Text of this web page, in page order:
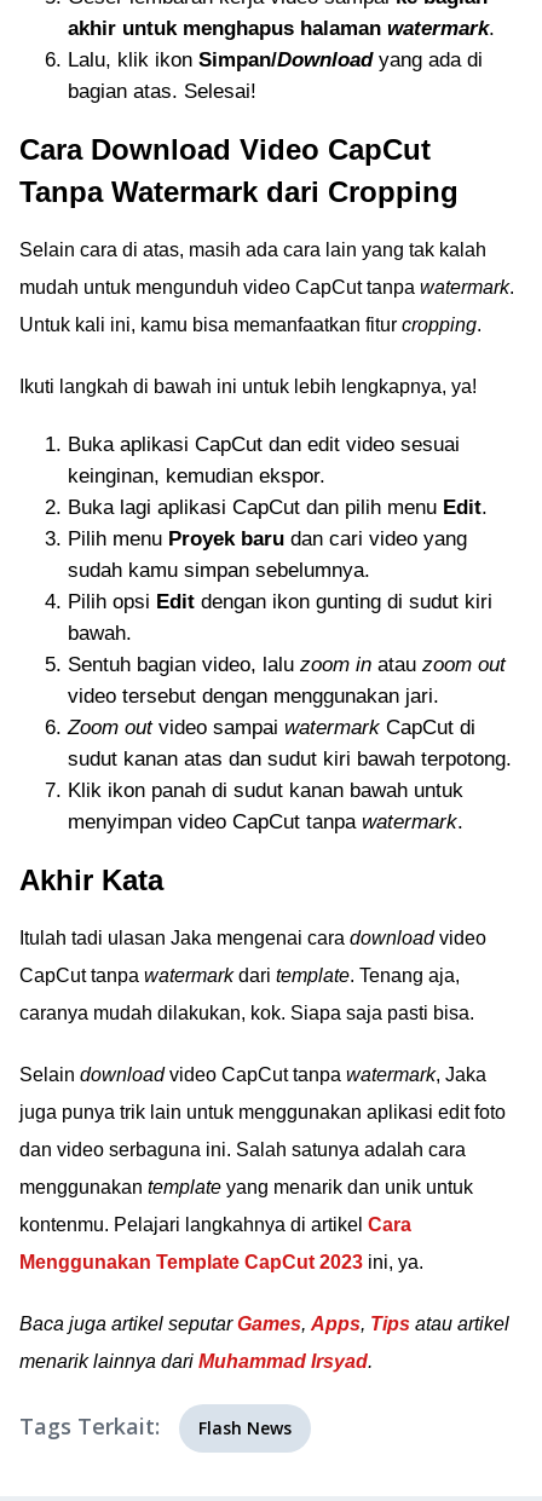
akhir untuk menghapus halaman watermark.
Lalu, klik ikon Simpan/Downloadyang ada di
bagian atas. Selesai!
Cara Download Video CapCut
Tanpa Watermark dari Cropping
Selain cara di atas, masih ada cara lain yang tak kalah
mudah untuk mengunduh video CapCut tanpa watermark.
Untuk kali ini, kamu bisa memanfaatkan fitur cropping.
Ikuti langkah di bawah ini untuk lebih lengkapnya, ya!
Buka aplikasi CapCut dan edit video sesuai
keinginan, kemudian ekspor.
Buka lagi aplikasi CapCut dan pilih menu Edit.
Pilih menu Proyek baru dan cari video yang
sudah kamu simpan sebelumnya.
Pilih opsi Edit dengan ikon gunting di sudut kiri
bawah.
Sentuh bagian video, lalu zoom in atau zoom out
video tersebut dengan menggunakan jari.
Zoom outvideo sampai watermark CapCut di
sudut kanan atas dan sudut kiri bawah terpotong.
Klik ikon panah di sudut kanan bawah untuk
menyimpan video CapCut tanpa watermark.
Akhir Kata
Itulah tadi ulasan Jaka mengenai cara downloadvideo
CapCut tanpa watermarkdari template. Tenang aja,
caranya mudah dilakukan, kok. Siapa saja pasti bisa.
Selain downloadvideo CapCut tanpa watermark, Jaka
juga punya trik lain untuk menggunakan aplikasi edit foto
dan video serbaguna ini. Salah satunya adalah cara
menggunakan template yang menarik dan unik untuk
kontenmu. Pelajari langkahnya di artikel Cara
Menggunakan Template CapCut 2023 ini, ya.
Baca juga artikel seputarGames, Apps, Tips atau artikel
menarik lainnya dari Muhammad Irsyad.
Tags Terkait: Flash News